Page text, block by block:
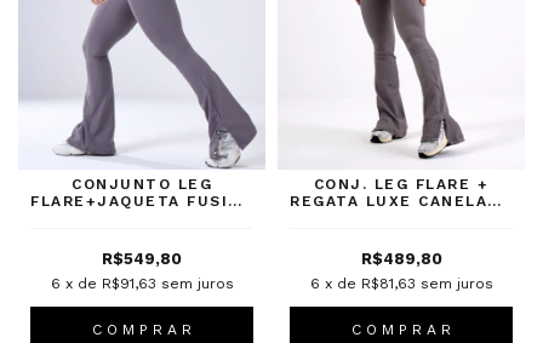
CONJUNTO LEG
FLARE+JAQUETA FUSION
R$549,80
6 x de R$91,63 sem juros
C O M P R A R
CONJ. LEG FLARE +
REGATA LUXE CANELADO
R$489,80
6 x de R$81,63 sem juros
C O M P R A R